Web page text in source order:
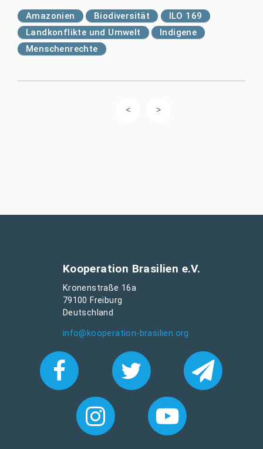
Amazonien Biodiversität
ILO 169
Landkonflikte und Umwelt
Indigene
Menschenrechte
Kooperation Brasilien e.V.
Kronenstraße 16a
79100 Freiburg
Deutschland
info@kooperation-brasilien.org